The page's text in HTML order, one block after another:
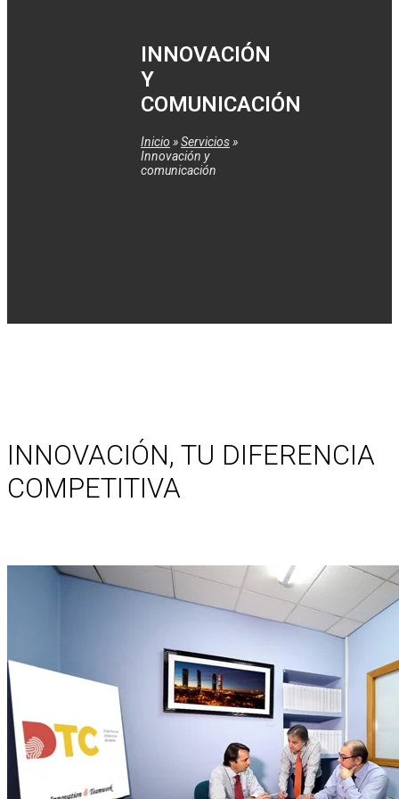
INNOVACIÓN
Y
COMUNICACIÓN
Inicio »Servicios»
Innovación y
comunicación
INNOVACIÓN, TU DIFERENCIA
COMPETITIVA